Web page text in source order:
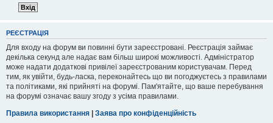
РЕЄСТРАЦІЯ
Для входу на форум ви повинні бути зареєстровані. Реєстрація займає
декілька секунд але надає вам більш широкі можливості. Адміністратор
може надати додаткові привілеї зареєстрованим користувачам. Перед
тим, як увійти, будь-ласка, переконайтесь що ви погоджуєтесь з правилами
та політиками, які прийняті на форумі. Пам'ятайте, що ваше перебування
на форумі означає вашу згоду з усіма правилами.
Правила використання | Заява про конфіденційність